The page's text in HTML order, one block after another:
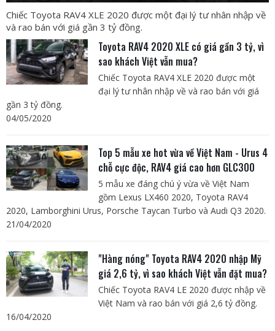
Chiếc Toyota RAV4 XLE 2020 được một đại lý tư nhân nhập về
và rao bán với giá gần 3 tỷ đồng.
Toyota RAV4 2020 XLE có giá gần 3 tỷ, vì
sao khách Việt vẫn mua?
Chiếc Toyota RAV4 XLE 2020 được một
đại lý tư nhân nhập về và rao bán với giá
gần 3 tỷ đồng.
04/05/2020
Top 5 mẫu xe hot vừa về Việt Nam - Urus 4
chỗ cực độc, RAV4 giá cao hơn GLC300
5 mẫu xe đáng chú ý vừa về Việt Nam
gồm Lexus LX460 2020, Toyota RAV4
2020, Lamborghini Urus, Porsche Taycan Turbo và Audi Q3 2020.
21/04/2020
"Hàng nóng" Toyota RAV4 2020 nhập Mỹ
giá 2,6 tỷ, vì sao khách Việt vẫn đặt mua?
Chiếc Toyota RAV4 LE 2020 được nhập về
Việt Nam và rao bán với giá 2,6 tỷ đồng.
16/04/2020